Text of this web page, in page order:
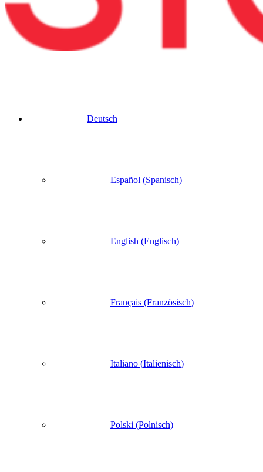
Deutsch
Español (Spanisch)
English (Englisch)
Français (Französisch)
Italiano (Italienisch)
Polski (Polnisch)